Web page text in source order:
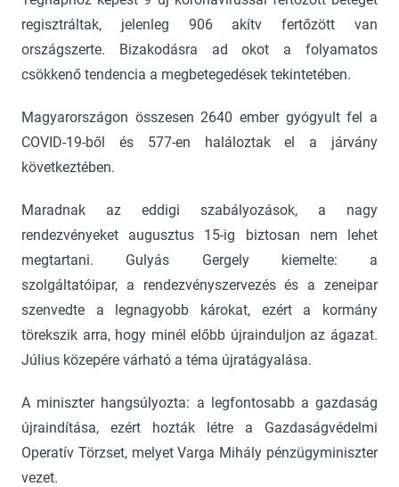
regisztráltak, jelenleg 906 akítv fertőzött van
országszerte. Bizakodásra ad okot a folyamatos
csökkenő tendencia a megbetegedések tekintetében.
Magyarországon összesen 2640 ember gyógyult fel a
COVID-19-ből és 577-en haláloztak el a járvány
következtében.
Maradnak az eddigi szabályozások, a nagy
rendezvényeket augusztus 15-ig biztosan nem lehet
megtartani. Gulyás Gergely kiemelte: a
szolgáltatóipar, a rendezvényszervezés és a zeneipar
szenvedte a legnagyobb károkat, ezért a kormány
törekszik arra, hogy minél előbb újrainduljon az ágazat.
Július közepére várható a téma újratágyalása.
A miniszter hangsúlyozta: a legfontosabb a gazdaság
újraindítása, ezért hozták létre a Gazdaságvédelmi
Operatív Törzset, melyet Varga Mihály pénzügyminiszter
vezet.